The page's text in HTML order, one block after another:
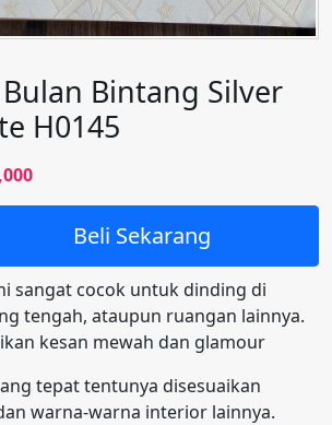
Bintang Silver
H0145
Harga
saat
Rp100,000.
Beli Sekarang
sangat cocok untuk dinding di
tengah, ataupun ruangan lainnya.
kesan mewah dan glamour
tepat tentunya disesuaikan
warna-warna interior lainnya.